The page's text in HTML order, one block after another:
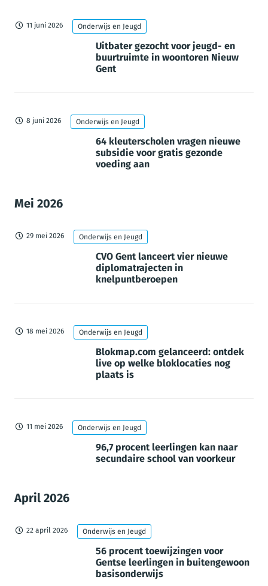
11 juni 2026 Onderwijs en Jeugd
Uitbater gezocht voor jeugd- en
buurtruimte in woontoren Nieuw
Gent
8 juni 2026 Onderwijs en Jeugd
64 kleuterscholen vragen nieuwe
subsidie voor gratis gezonde
voeding aan
Mei 2026
29 mei 2026 Onderwijs en Jeugd
CVO Gent lanceert vier nieuwe
diplomatrajecten in
knelpuntberoepen
18 mei 2026 Onderwijs en Jeugd
Blokmap.com gelanceerd: ontdek
live op welke bloklocaties nog
plaats is
11 mei 2026 Onderwijs en Jeugd
96,7 procent leerlingen kan naar
secundaire school van voorkeur
April 2026
22 april 2026 Onderwijs en Jeugd
56 procent toewijzingen voor
Gentse leerlingen in buitengewoon
basisonderwijs